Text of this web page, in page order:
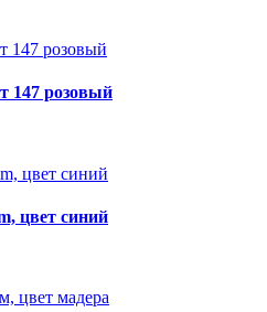
147 розовый
цвет синий